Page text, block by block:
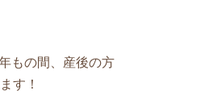
もの間、産後の方
す！